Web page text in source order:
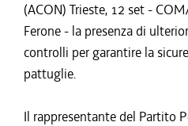
(ACON) Trieste, 12 set -
Ferone - la presenza di
controlli per garantire la
pattuglie.
Il rappresentante del Partito